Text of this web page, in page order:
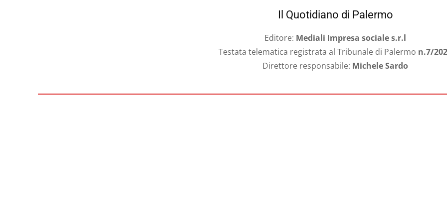
Il Quotidiano di Palermo
Editore: Mediali Impresa sociale s.r.l
Testata telematica registrata al Tribunale di Palermo n.7/
Direttore responsabile: Michele Sardo